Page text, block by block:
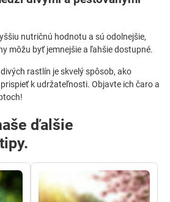
nutričnú hodnotu a sú odolnejšie,
môžu byť jemnejšie a ľahšie dostupné.
rastlín je skvelý spôsob, ako
k udržateľnosti. Objavte ich čaro a
ďalšie